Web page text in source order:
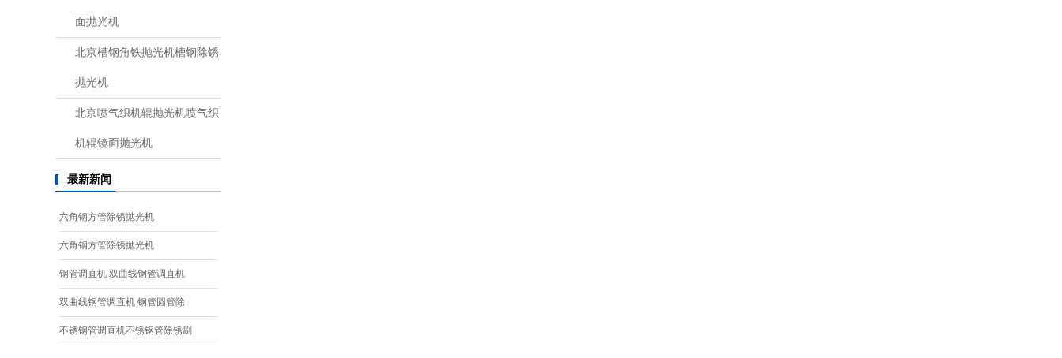
面抛光机
北京槽钢角铁抛光机槽钢除锈
抛光机
北京喷气织机辊抛光机喷气织
机辊镜面抛光机
最新新闻
六角钢方管除锈抛光机
六角钢方管除锈抛光机
钢管调直机 双曲线钢管调直机
双曲线钢管调直机 钢管圆管除
不锈钢管调直机不锈钢管除锈刷